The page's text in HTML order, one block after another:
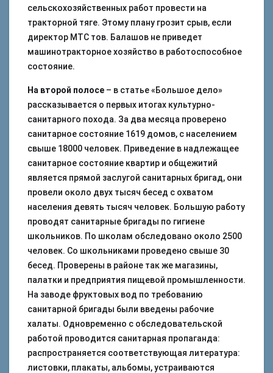
сельскохозяйственных работ провести на
тракторной тяге. Этому плану грозит срыв, если
директор МТС тов. Балашов не приведет
машинотракторное хозяйство в работоспособное
состояние.
На второй полосе – в статье «Большое дело»
рассказывается о первых итогах культурно-
санитарного похода. За два месяца проверено
санитарное состояние 1619 домов, с населением
свыше 18000 человек. Приведение в надлежащее
санитарное состояние квартир и общежитий
является прямой заслугой санитарных бригад, они
провели около двух тысяч бесед с охватом
населения девять тысяч человек. Большую работу
проводят санитарные бригады по гигиене
школьников. По школам обследовано около 2500
человек. Со школьниками проведено свыше 30
бесед. Проверены в районе так же магазины,
палатки и предприятия пищевой промышленности.
На заводе фруктовых вод по требованию
санитарной бригады были введены рабочие
халаты. Одновременно с обследовательской
работой проводится санитарная пропаганда:
распространяется соответствующая литература:
листовки, плакаты, альбомы, устраиваются